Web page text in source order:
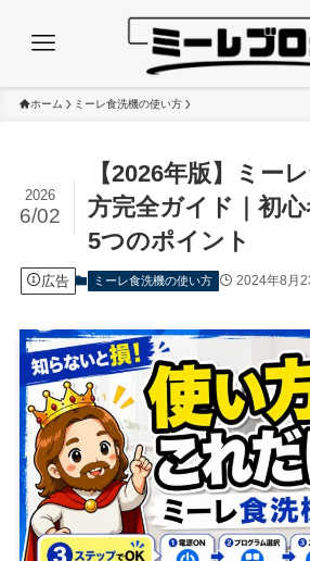
ホーム ミーレ食洗機の使い方
【2026年版】ミー
方完全ガイド｜初
5つのポイント
2026
6/02
広告 ミーレ食洗機の使い方 2024年8月